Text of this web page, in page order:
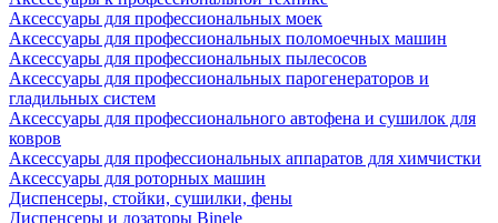
Аксессуары для профессиональных моек
Аксессуары для профессиональных поломоечных машин
Аксессуары для профессиональных пылесосов
Аксессуары для профессиональных парогенераторов и
гладильных систем
Аксессуары для профессионального автофена и сушилок для
ковров
Аксессуары для профессиональных аппаратов для химчистки
Аксессуары для роторных машин
Диспенсеры, стойки, сушилки, фены
Диспенсеры и дозаторы Binele